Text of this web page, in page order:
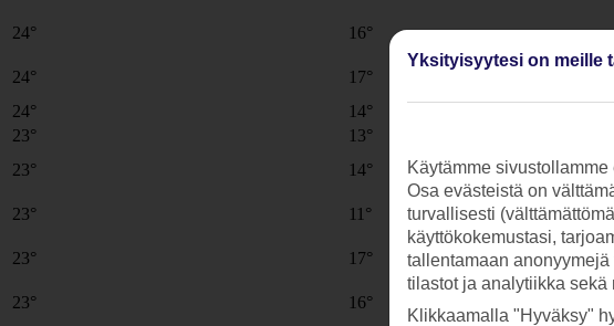
24°
16°
24°
17°
24°
14°
23°
13°
23°
14°
23°
11°
23°
17°
23°
16°
Yksityisyytesi on meille
Käytämme
Osa evästeistä on
turvallisesti
käyttökokemustasi,
tallentamaan
tilastot ja analytiikka sekä
Klikkaamalla "Hyväksy"